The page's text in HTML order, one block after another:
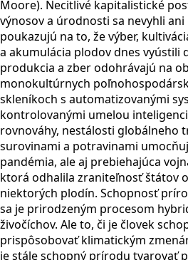
Moore). Necitlivé kapitalistické
výnosov a úrodnosti sa nevyhli
poukazujú na to, že výber,
a akumulácia plodov dnes vyústili
produkcia a zber odohrávajú na
monokultúrnych
skleníkoch s automatizovanými
kontrolovanými umelou
rovnováhy, nestálosti globálneho
surovinami a potravinami
pandémia, ale aj prebiehajúca
ktorá odhalila zraniteľnosť štátov
niektorých plodín. Schopnosť
sa je prirodzeným procesom
živočíchov. Ale to, či je človek
prispôsobovať klimatickým
je stále schopný prírodu tvarovať